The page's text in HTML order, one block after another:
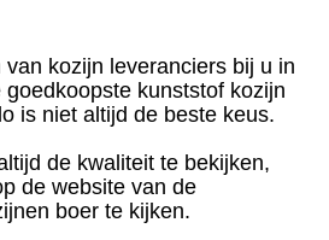
kozijn leveranciers bij u in
kunststof kozijn
is niet altijd de beste keus.
de kwaliteit te bekijken,
de website van de
boer te kijken.